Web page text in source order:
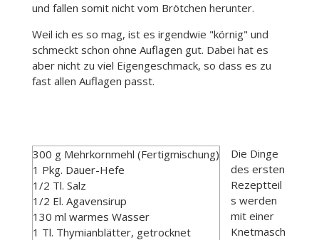
und fallen somit nicht vom Brötchen herunter.
Weil ich es so mag, ist es irgendwie "körnig" und
schmeckt schon ohne Auflagen gut. Dabei hat es
aber nicht zu viel Eigengeschmack, so dass es zu
fast allen Auflagen passt.
300 g Mehrkornmehl (Fertigmischung)
1 Pkg. Dauer-Hefe
1/2 Tl. Salz
1/2 El. Agavensirup
130 ml warmes Wasser
1 Tl. Thymianblätter, getrocknet
Die Dinge
des ersten
Rezeptteil
s werden
mit einer
Knetmasch